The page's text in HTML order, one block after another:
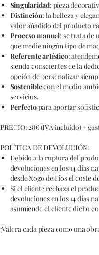
Singularidad: pieza
Distinción: la belleza y
valor añadido del producto
Procesomanual: se trata de
que medie ningún tipo de
Referenteartístico:
siendo conscientes de la
opción de personalizar
Sosteniblecon el medio
servicios.
Perfectopara aportar
PRECIO: 28€ (IVA incluido) +
POLÍTICA DE DEVOLUCIÓN:
Debido a la ruptura del
devoluciones en los 14 días
desde Xogo de Fíos el coste
Si el cliente rechaza el
devoluciones en los 14 días
asumiendo el cliente dicho
¡Valora cada pieza como una